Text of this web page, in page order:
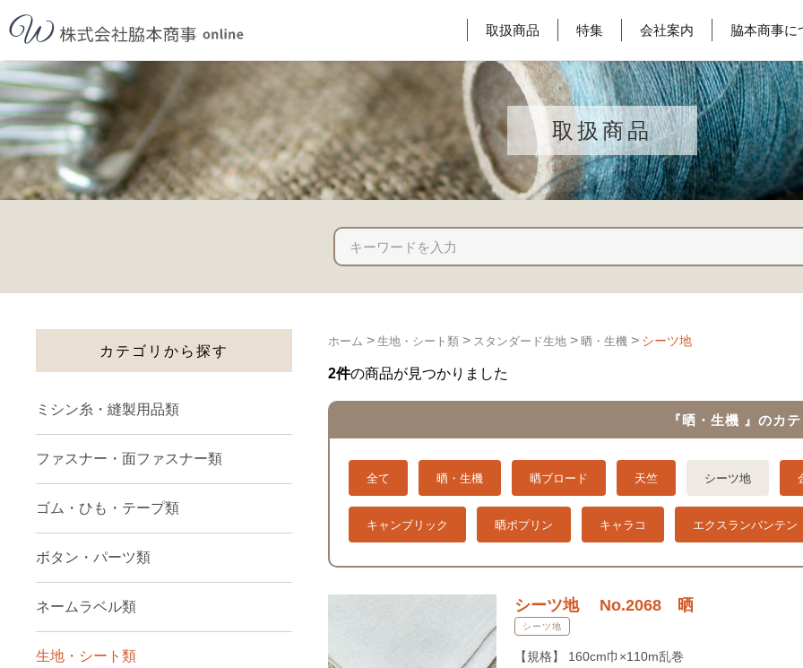
取扱商品 特集 会社案内 脇本商事に
取扱商品
カテゴリから探す
ミシン糸・縫製用品類
ファスナー・面ファスナー類
ゴム・ひも・テープ類
ボタン・パーツ類
ネームラベル類
生地・シート類
ホーム > 生地・シート類 > スタンダード生地 > 晒・生機 > シーツ地
2件の商品が見つかりました
『晒・生機 』のカテ
全て 晒・生機 晒ブロード 天竺 シーツ地
キャンブリック 晒ポプリン キャラコ エクスランバンテン
シーツ地 No.2068 晒
シーツ地
【規格】 160cm巾×110m乱巻